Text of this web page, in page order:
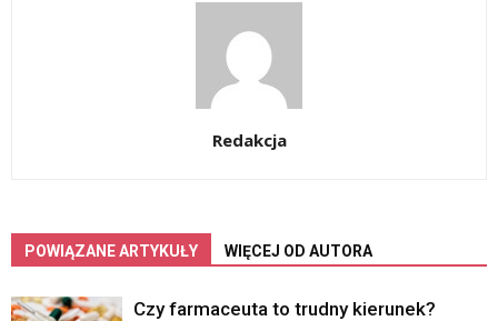
Redakcja
POWIĄZANE ARTYKUŁY WIĘCEJ OD AUTORA
Czy farmaceuta to trudny kierunek?